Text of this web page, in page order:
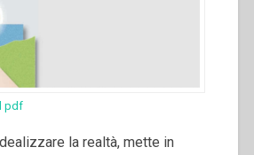
pdf
la realtà, mette in